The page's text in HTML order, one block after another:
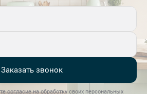
Заказать звонок
согласие на обработку своих персональных